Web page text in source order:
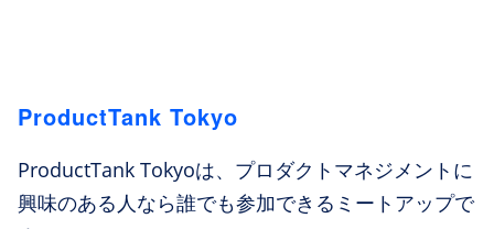
ProductTank Tokyo
ProductTank Tokyoは、プロダクトマネジメントに
興味のある人なら誰でも参加できるミートアップで